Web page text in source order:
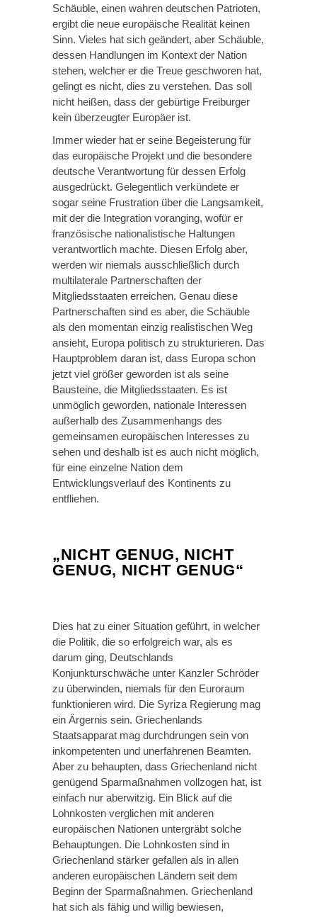
Schäuble, einen wahren deutschen Patrioten,
ergibt die neue europäische Realität keinen
Sinn. Vieles hat sich geändert, aber Schäuble,
dessen Handlungen im Kontext der Nation
stehen, welcher er die Treue geschworen hat,
gelingt es nicht, dies zu verstehen. Das soll
nicht heißen, dass der gebürtige Freiburger
kein überzeugter Europäer ist.
Immer wieder hat er seine Begeisterung für
das europäische Projekt und die besondere
deutsche Verantwortung für dessen Erfolg
ausgedrückt. Gelegentlich verkündete er
sogar seine Frustration über die Langsamkeit,
mit der die Integration voranging, wofür er
französische nationalistische Haltungen
verantwortlich machte. Diesen Erfolg aber,
werden wir niemals ausschließlich durch
multilaterale Partnerschaften der
Mitgliedsstaaten erreichen. Genau diese
Partnerschaften sind es aber, die Schäuble
als den momentan einzig realistischen Weg
ansieht, Europa politisch zu strukturieren. Das
Hauptproblem daran ist, dass Europa schon
jetzt viel größer geworden ist als seine
Bausteine, die Mitgliedsstaaten. Es ist
unmöglich geworden, nationale Interessen
außerhalb des Zusammenhangs des
gemeinsamen europäischen Interesses zu
sehen und deshalb ist es auch nicht möglich,
für eine einzelne Nation dem
Entwicklungsverlauf des Kontinents zu
entfliehen.
„NICHT GENUG, NICHT
GENUG, NICHT GENUG“
Dies hat zu einer Situation geführt, in welcher
die Politik, die so erfolgreich war, als es
darum ging, Deutschlands
Konjunkturschwäche unter Kanzler Schröder
zu überwinden, niemals für den Euroraum
funktionieren wird. Die Syriza Regierung mag
ein Ärgernis sein. Griechenlands
Staatsapparat mag durchdrungen sein von
inkompetenten und unerfahrenen Beamten.
Aber zu behaupten, dass Griechenland nicht
genügend Sparmaßnahmen vollzogen hat, ist
einfach nur aberwitzig. Ein Blick auf die
Lohnkosten verglichen mit anderen
europäischen Nationen untergräbt solche
Behauptungen. Die Lohnkosten sind in
Griechenland stärker gefallen als in allen
anderen europäischen Ländern seit dem
Beginn der Sparmaßnahmen. Griechenland
hat sich als fähig und willig bewiesen,